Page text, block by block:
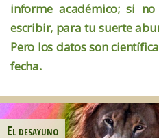
informe académico; si
escribir, para tu suerte
Pero los datos son
fecha.
El desayuno